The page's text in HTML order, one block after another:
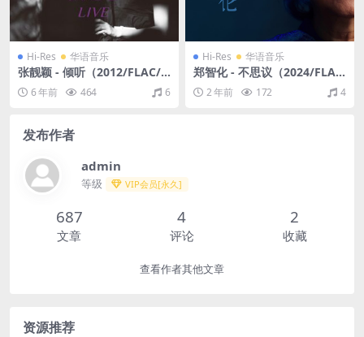
Hi-Res 华语音乐
张靓颖 - 倾听（2012/FLAC/
分轨/1.41G）(24bit/96kHz)
6 年前 464 6
Hi-Res 华语音乐
郑智化 - 不思议（2024/FLA
C/分轨/514M）(24bit/48kH
z) 2 年前 172 4
发布作者
admin
等级 VIP会员[永久]
687
文章
4
评论
2
收藏
查看作者其他文章
资源推荐